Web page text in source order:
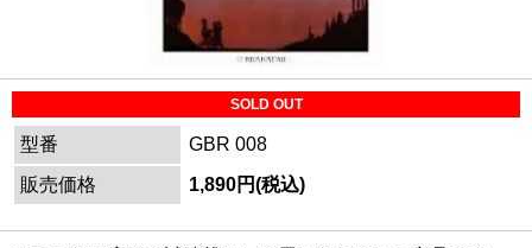
SOLD OUT
型番
GBR 008
販売価格
1,890円(税込)